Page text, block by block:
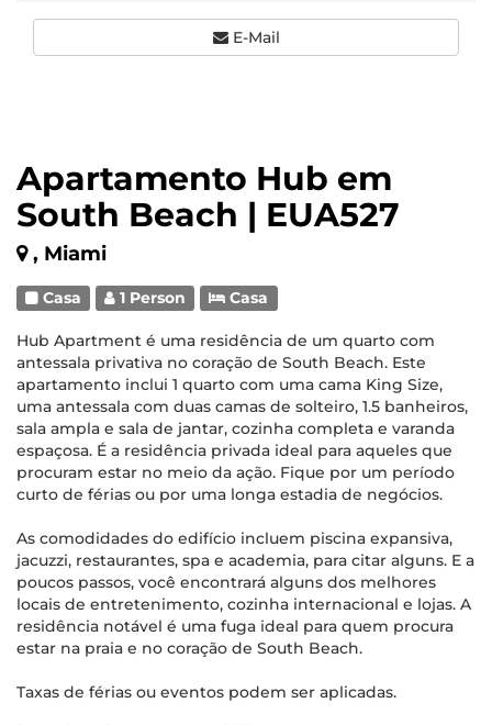
Apartamento Hub em
South Beach | EUA527
, Miami
Casa 1 Person Casa
Hub Apartment é uma residência de um quarto com
antessala privativa no coração de South Beach. Este
apartamento inclui 1 quarto com uma cama King Size,
uma antessala com duas camas de solteiro, 1.5 banheiros,
sala ampla e sala de jantar, cozinha completa e varanda
espaçosa. É a residência privada ideal para aqueles que
procuram estar no meio da ação. Fique por um período
curto de férias ou por uma longa estadia de negócios.
As comodidades do edifício incluem piscina expansiva,
jacuzzi, restaurantes, spa e academia, para citar alguns. E a
poucos passos, você encontrará alguns dos melhores
locais de entretenimento, cozinha internacional e lojas. A
residência notável é uma fuga ideal para quem procura
estar na praia e no coração de South Beach.
Taxas de férias ou eventos podem ser aplicadas.
E-Mail